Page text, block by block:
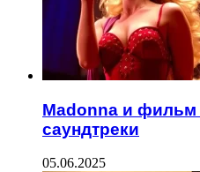
Madonna и
саундтреки
05.06.2025